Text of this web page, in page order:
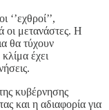
οι μετανάστες. Η
θα τύχουν
έχει
κυβέρνησης
και η αδιαφορία για